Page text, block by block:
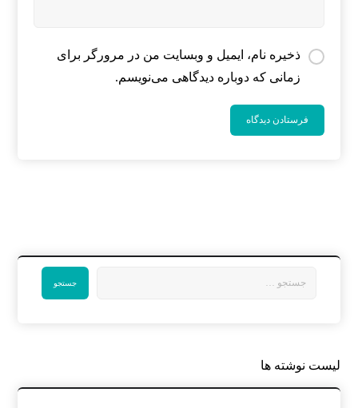
ذخیره نام، ایمیل و وبسایت من در مرورگر برای
زمانی که دوباره دیدگاهی می‌نویسم.
لیست نوشته ها